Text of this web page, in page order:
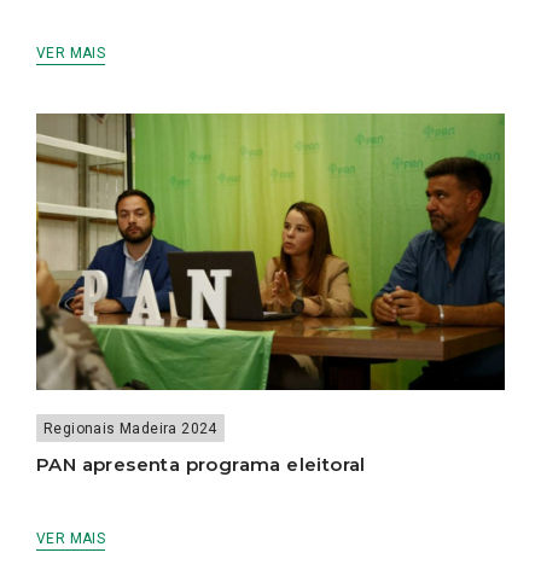
VER MAIS
Regionais Madeira 2024
PAN apresenta programa eleitoral
VER MAIS